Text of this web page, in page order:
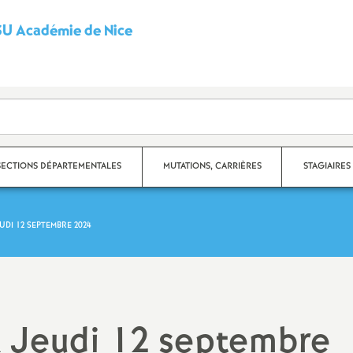
Académie de NiceS
n
i
t
DÉPARTEMENTALES MUTATIONS, CARRIÈRES
Mutations
12 SEPTEMBRE 2024
12 septembre